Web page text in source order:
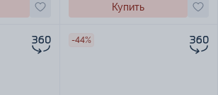
Купить
-44%